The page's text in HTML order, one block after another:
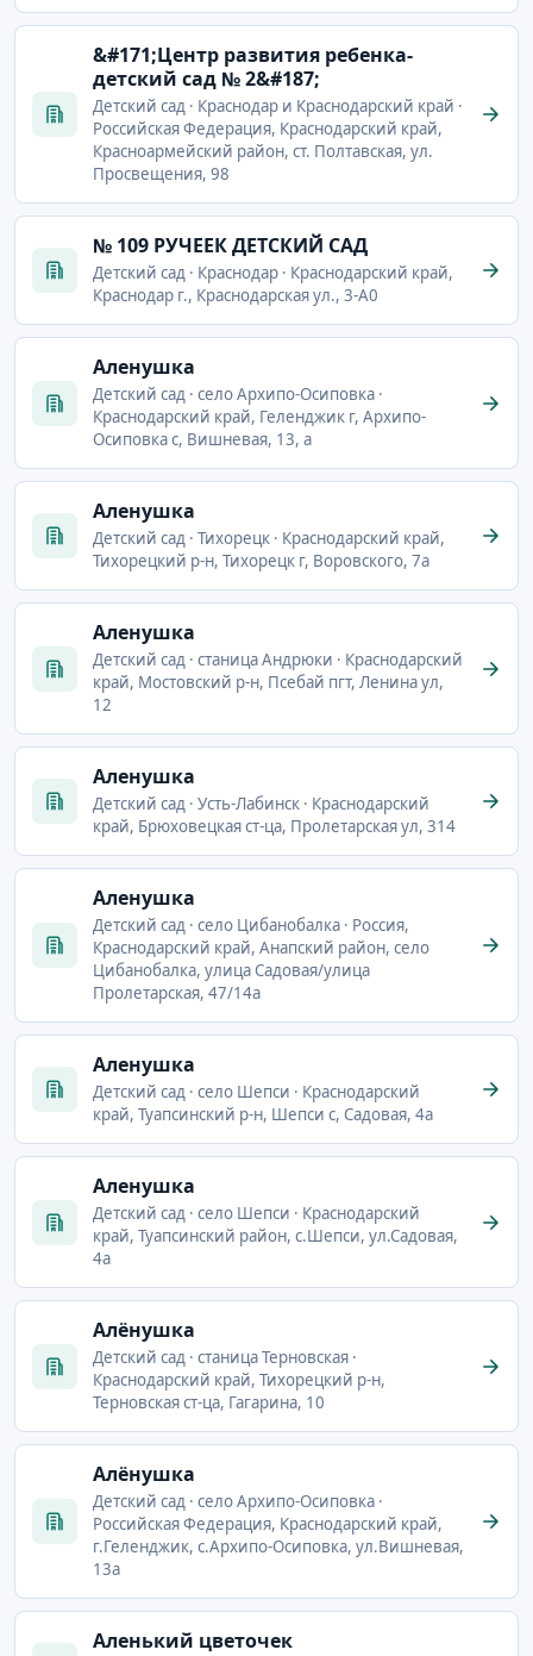
&#171;Центр развития ребенка-
детский сад № 2&#187;
Детский сад · Краснодар и Краснодарский край ·
Российская Федерация, Краснодарский край,
Красноармейский район, ст. Полтавская, ул.
Просвещения, 98
№ 109 РУЧЕЕК ДЕТСКИЙ САД
Детский сад · Краснодар · Краснодарский край,
Краснодар г., Краснодарская ул., 3-А0
Аленушка
Детский сад · село Архипо-Осиповка ·
Краснодарский край, Геленджик г, Архипо-
Осиповка с, Вишневая, 13, а
Аленушка
Детский сад · Тихорецк · Краснодарский край,
Тихорецкий р-н, Тихорецк г, Воровского, 7а
Аленушка
Детский сад · станица Андрюки · Краснодарский
край, Мостовский р-н, Псебай пгт, Ленина ул,
12
Аленушка
Детский сад · Усть-Лабинск · Краснодарский
край, Брюховецкая ст-ца, Пролетарская ул, 314
Аленушка
Детский сад · село Цибанобалка · Россия,
Краснодарский край, Анапский район, село
Цибанобалка, улица Садовая/улица
Пролетарская, 47/14а
Аленушка
Детский сад · село Шепси · Краснодарский
край, Туапсинский р-н, Шепси с, Садовая, 4а
Аленушка
Детский сад · село Шепси · Краснодарский
край, Туапсинский район, с.Шепси, ул.Садовая,
4а
Алёнушка
Детский сад · станица Терновская ·
Краснодарский край, Тихорецкий р-н,
Терновская ст-ца, Гагарина, 10
Алёнушка
Детский сад · село Архипо-Осиповка ·
Российская Федерация, Краснодарский край,
г.Геленджик, с.Архипо-Осиповка, ул.Вишневая,
13а
Аленький цветочек